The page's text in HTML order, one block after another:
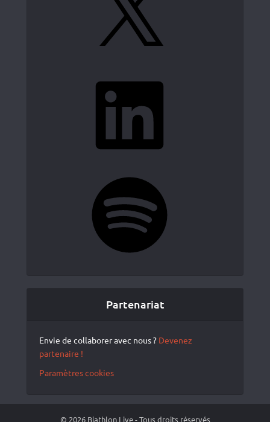
Partenariat
Envie de collaborer avec nous ? Devenez
partenaire !
Paramètres cookies
© 2026 Biathlon Live - Tous droits réservés